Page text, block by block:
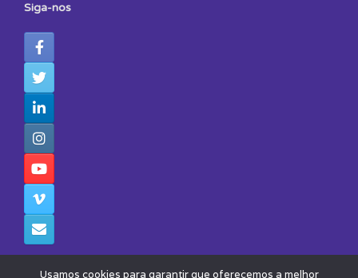
Siga-nos
Usamos cookies para garantir que oferecemos a melhor